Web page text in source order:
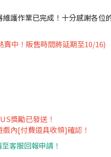
維護作業已完成！十分感謝各位
賣中！販售時間將延期至10/16)
獎勵已發送！
戲內[付費道具收領]確認！
客服回報申請！